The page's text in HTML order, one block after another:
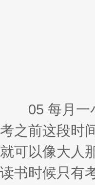
05 每月一小
考之前这段时
就可以像大人
读书时候只有